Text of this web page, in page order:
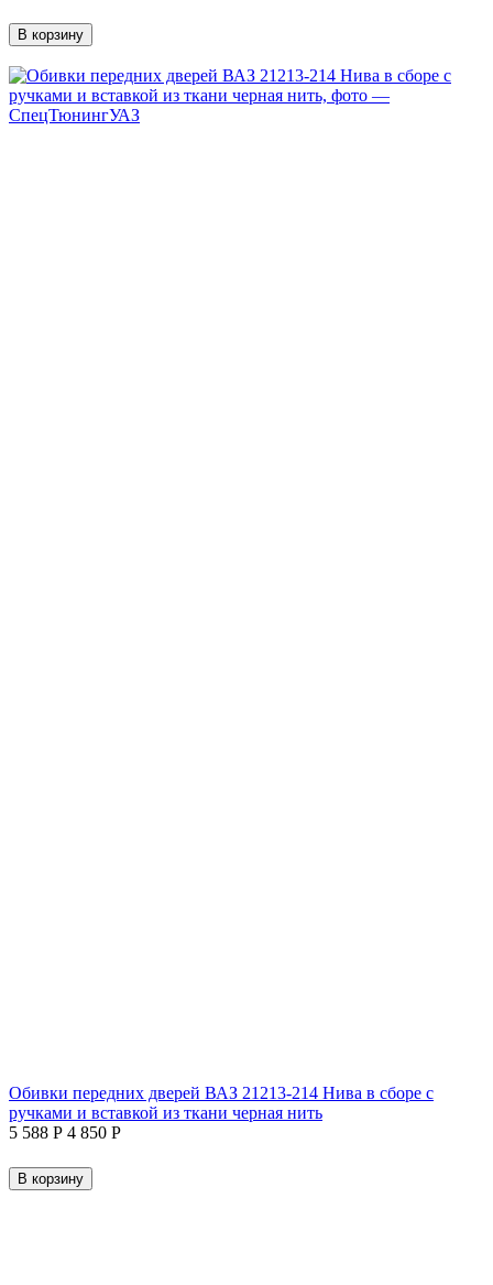
В корзину
Обивки передних дверей ВАЗ 21213-214 Нива в сборе с
ручками и вставкой из ткани черная нить
5 588 Р 4 850 Р
В корзину